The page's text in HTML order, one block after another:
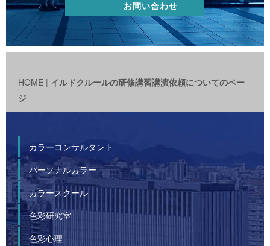
お問い合わせ
HOME | イルドクルールの研修講習講演依頼についてのペー
ジ
カラーコンサルタント
パーソナルカラー
カラースクール
色彩研究室
色彩心理